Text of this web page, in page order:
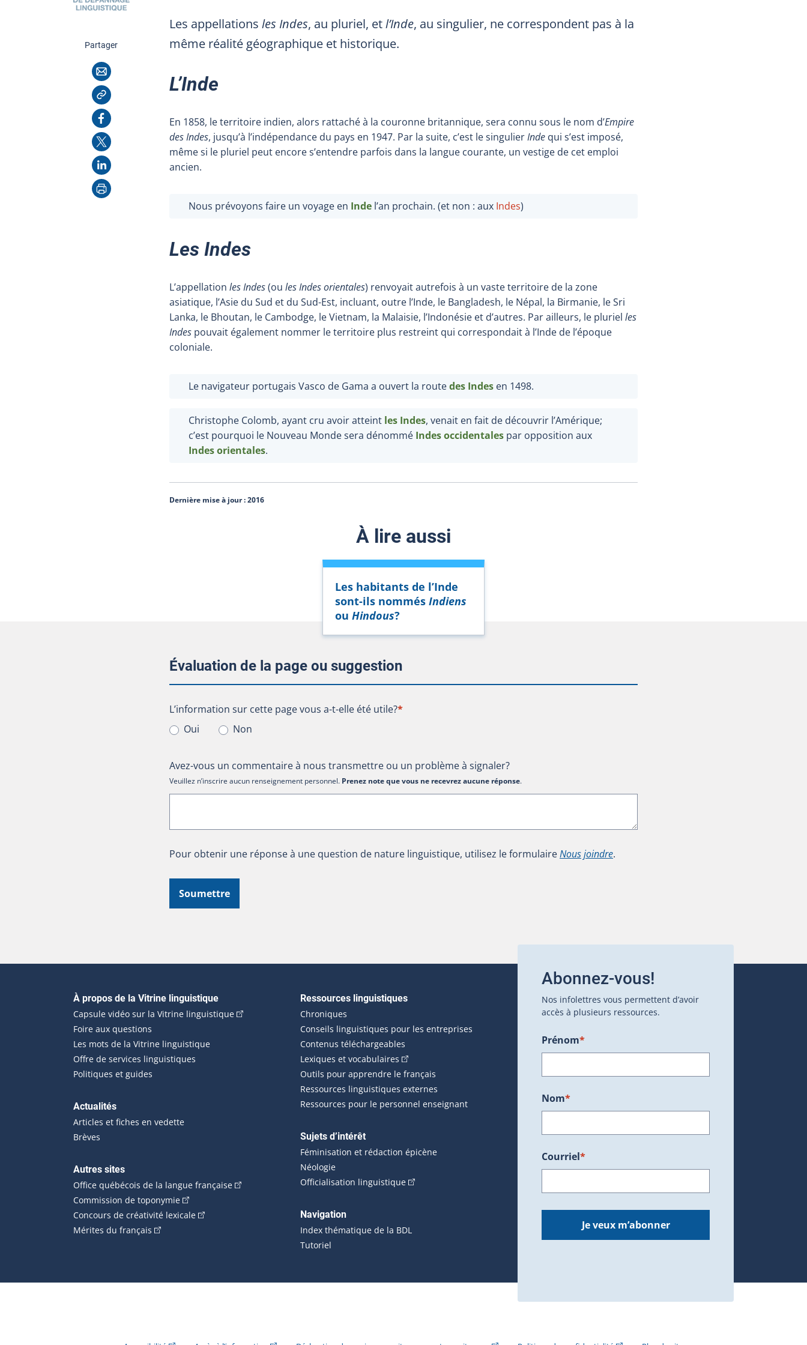
Partagercette page
Courriel
Copier l'adresse
Facebook
X
LinkedIn
Imprimer
Les appellations les Indes, au pluriel, etl’Inde, au singulier, ne correspondent pas à la
même réalité géographique et historique.
L’Inde
En 1858, le territoire indien, alors rattaché à la couronne britannique, sera connu sous le nom d’Empire
des Indes, jusqu’à l’indépendance du pays en 1947. Par la suite, c’est le singulierInde qui s’est imposé,
même si le pluriel peut encore s’entendre parfois dans la langue courante, un vestige de cet emploi
ancien.
Nous prévoyons faire un voyage en Inde l’an prochain. (et non : aux Indes)
Les Indes
L’appellation les Indes(ou les Indes orientales) renvoyait autrefois à un vaste territoire de la zone
asiatique, l’Asie du Sud et du Sud-Est, incluant, outre l’Inde, le Bangladesh, le Népal, la Birmanie, le Sri
Lanka, le Bhoutan, le Cambodge, le Vietnam, la Malaisie, l’Indonésie et d’autres. Par ailleurs, le pluriel les
Indes pouvait également nommer le territoire plus restreint qui correspondait à l’Inde de l’époque
coloniale.
Le navigateur portugais Vasco de Gama a ouvert la routedes Indes en 1498.
Christophe Colomb, ayant cru avoir atteint les Indes, venait en fait de découvrir l’Amérique;
c’est pourquoi le Nouveau Monde sera dénommé Indes occidentales par opposition aux
Indes orientales.
Dernière mise à jour :2016
À lire aussi
Les habitants de l’Inde
sont-ils nommés Indiens
ou Hindous?
Évaluation de la page ou suggestion
L’information sur cette page vous a-t-elle été utile?
L’information sur cette page vous a-t-elle été utile?*
Oui
Non
Avez-vous un commentaire à nous transmettre ou un problème à signaler?
Veuillez n’inscrire aucun renseignement personnel. Prenez note que vous ne recevrez aucune réponse.
Pour obtenir une réponse à une question de nature linguistique, utilisez le formulaireNous joindre.
Soumettre
Navigation principale
À propos de la Vitrine linguistique
Capsule vidéo sur la Vitrine linguistique(Cet hyperlien externe s'ouvrira dans une nouvelle fenêtre.)
Foire aux questions
Les mots de la Vitrine linguistique
Offre de services linguistiques
Politiques et guides
Actualités
Articles et fiches en vedette
Brèves
Autres sites
Office québécois de la langue française(Cet hyperlien externe s'ouvrira dans une nouvelle fenêtre.)
Commission de toponymie(Cet hyperlien externe s'ouvrira dans une nouvelle fenêtre.)
Concours de créativité lexicale(Cet hyperlien externe s'ouvrira dans une nouvelle fenêtre.)
Mérites du français (Cet hyperlien externe s'ouvrira dans une nouvelle fenêtre.)
Ressources linguistiques
Chroniques
Conseils linguistiques pour les entreprises
Contenus téléchargeables
Lexiques et vocabulaires (Cet hyperlien externe s'ouvrira dans une nouvelle fenêtre.)
Outils pour apprendre le français
Ressources linguistiques externes
Ressources pour le personnel enseignant
Sujets d’intérêt
Féminisation et rédaction épicène
Néologie
Officialisation linguistique(Cet hyperlien externe s'ouvrira dans une nouvelle fenêtre.)
Navigation
Index thématique de la BDL
Tutoriel
Abonnez-vous!
Nos infolettres vous permettent d’avoir
accès à plusieurs ressources.
Prénom*
Nom*
Courriel*
Je veux m’abonner